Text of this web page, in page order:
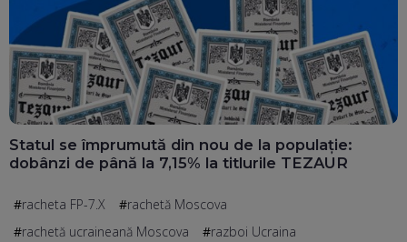
Statul se împrumută din nou de la populație:
dobânzi de până la 7,15% la titlurile TEZAUR
racheta FP-7.X
rachetă Moscova
rachetă ucraineană Moscova
razboi Ucraina